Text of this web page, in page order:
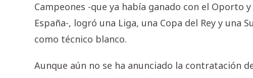
Campeones -que ya había ganado con el Oporto
España-, logró una Liga, una Copa del Rey y una
como técnico blanco.
Aunque aún no se ha anunciado la contratación